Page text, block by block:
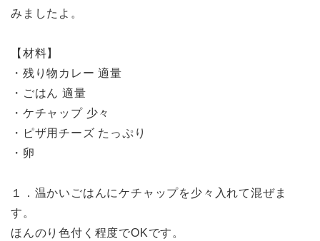
みましたよ。
【材料】
・残り物カレー 適量
・ごはん 適量
・ケチャップ 少々
・ピザ用チーズ たっぷり
・卵
１．温かいごはんにケチャップを少々入れて混ぜま
す。
ほんのり色付く程度でOKです。